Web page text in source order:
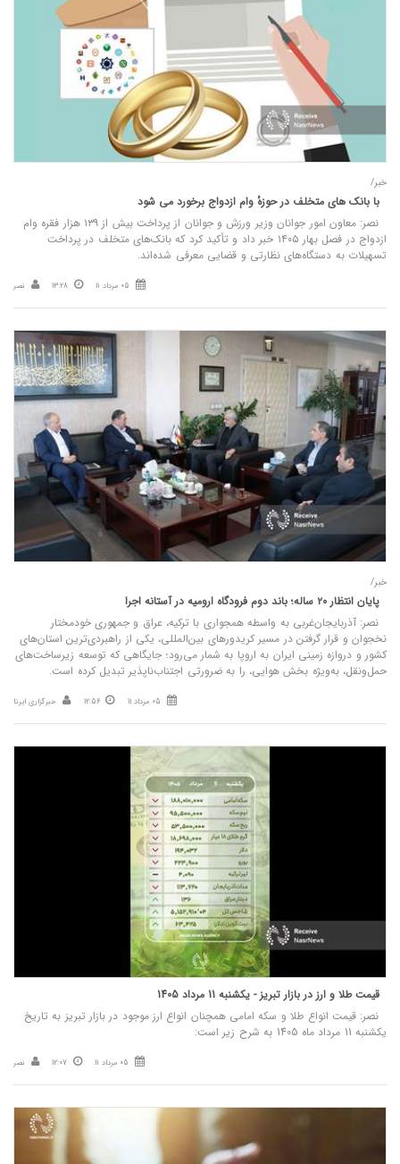
خبر/
با بانک های متخلف در حوزهٔ وام ازدواج برخورد می شود
نصر: معاون امور جوانان وزیر ورزش و جوانان از پرداخت بیش از ۱۳۹ هزار فقره وام
ازدواج در فصل بهار ۱۴۰۵ خبر داد و تأکید کرد که بانک‌های متخلف در پرداخت
تسهیلات به دستگاه‌های نظارتی و قضایی معرفی شده‌اند.
05 مرداد 11 13:28 نصر
خبر/
پایان انتظار ۲۰ ساله؛ باند دوم فرودگاه ارومیه در آستانه اجرا
نصر: آذربایجان‌غربی به واسطه همجواری با ترکیه، عراق و جمهوری خودمختار
نخجوان و قرار گرفتن در مسیر کریدورهای بین‌المللی، یکی از راهبردی‌ترین استان‌های
کشور و دروازه زمینی ایران به اروپا به شمار می‌رود؛ جایگاهی که توسعه زیرساخت‌های
حمل‌ونقل، به‌ویژه بخش هوایی، را به ضرورتی اجتناب‌ناپذیر تبدیل کرده است.
05 مرداد 11 12:56 خبرگزاری ایرنا
قیمت طلا و ارز در بازار تبریز - یکشنبه 11 مرداد 1405
نصر: قیمت انواع طلا و سکه امامی همچنان انواع ارز موجود در بازار تبریز به تاریخ
یکشنبه 11 مرداد ماه 1405 به شرح زیر است:
05 مرداد 11 12:07 نصر